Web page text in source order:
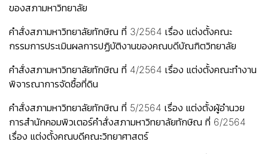
ของสภามหาวิทยาลัย
คำสั่งสภามหาวิทยาลัยทักษิณ ที่ 3/2564 เรื่อง แต่งตั้งคณะ
กรรมการประเมินผลการปฏิบัติงานของคณบดีบัณฑิตวิทยาลัย
คำสั่งสภามหาวิทยาลัยทักษิณ ที่ 4/2564 เรื่อง แต่งตั้งคณะทำงาน
พิจารณาการจัดซื้อที่ดิน
คำสั่งสภามหาวิทยาลัยทักษิณ ที่ 5/2564 เรื่อง แต่งตั้งผู้อำนวย
การสำนักคอมพิวเตอร์คำสั่งสภามหาวิทยาลัยทักษิณ ที่ 6/2564
เรื่อง แต่งตั้งคณบดีคณะวิทยาศาสตร์